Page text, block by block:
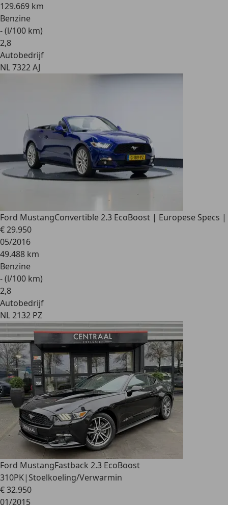
129.669 km
Benzine
- (l/100 km)
2,8
Autobedrijf
NL 7322 AJ
Ford MustangConvertible 2.3 EcoBoost | Europese Specs |
€ 29.950
05/2016
49.488 km
Benzine
- (l/100 km)
2,8
Autobedrijf
NL 2132 PZ
Ford MustangFastback 2.3 EcoBoost
310PK|Stoelkoeling/Verwarmin
€ 32.950
01/2015